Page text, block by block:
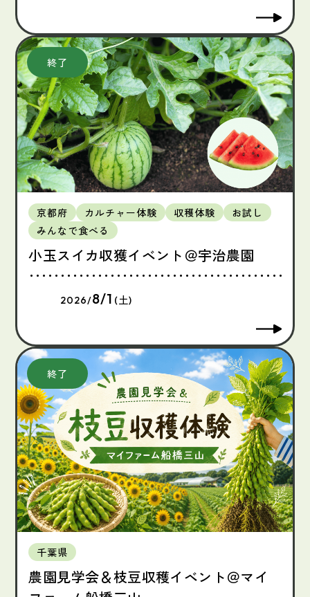
京都府 カルチャー体験 収穫体験
お試し
みんなで食べる
小玉スイカ収獲イベント＠宇治農園
2026/8/1 (土)
千葉県
農園見学会＆枝豆収穫イベント＠マイ